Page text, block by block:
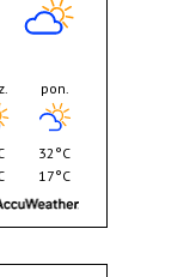
pon.
32°C
17°C